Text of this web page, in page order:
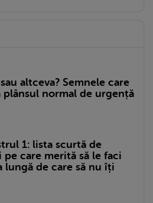
altceva? Semnele care
plânsul normal de urgență
1: lista scurtă de
pe care merită să le faci
lungă de care să nu îți